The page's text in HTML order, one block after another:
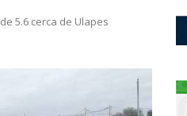
5.6 cerca de Ulapes